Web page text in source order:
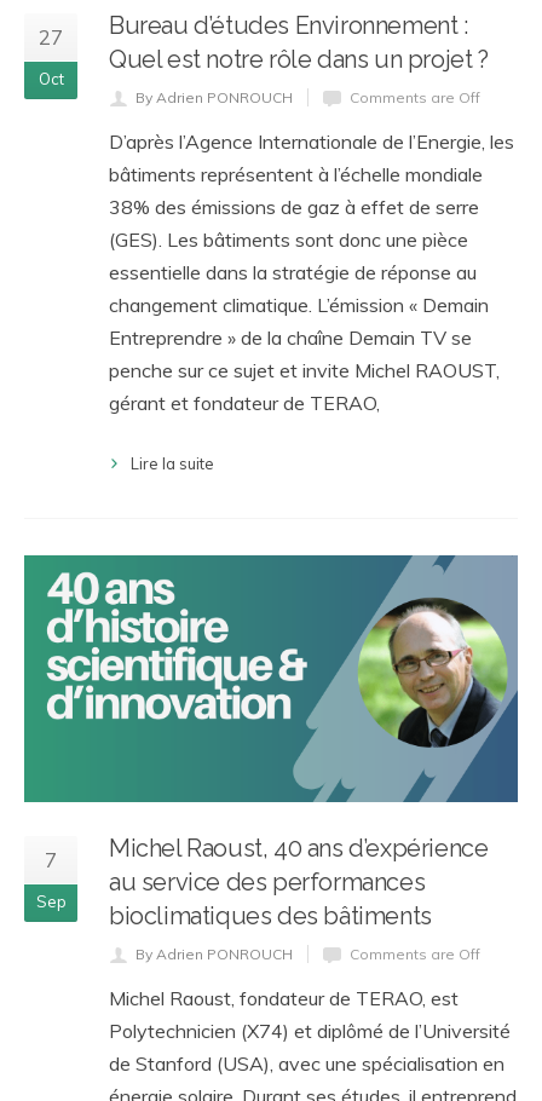
27
Oct
Bureau d’études Environnement :
Quel est notre rôle dans un projet ?
By Adrien PONROUCH Comments are Off
D’après l’Agence Internationale de l’Energie, les
bâtiments représentent à l’échelle mondiale
38% des émissions de gaz à effet de serre
(GES). Les bâtiments sont donc une pièce
essentielle dans la stratégie de réponse au
changement climatique. L’émission « Demain
Entreprendre » de la chaîne Demain TV se
penche sur ce sujet et invite Michel RAOUST,
gérant et fondateur de TERAO,
Lire la suite
7
Sep
Michel Raoust, 40 ans d’expérience
au service des performances
bioclimatiques des bâtiments
By Adrien PONROUCH Comments are Off
Michel Raoust, fondateur de TERAO, est
Polytechnicien (X74) et diplômé de l’Université
de Stanford (USA), avec une spécialisation en
énergie solaire. Durant ses études, il entreprend